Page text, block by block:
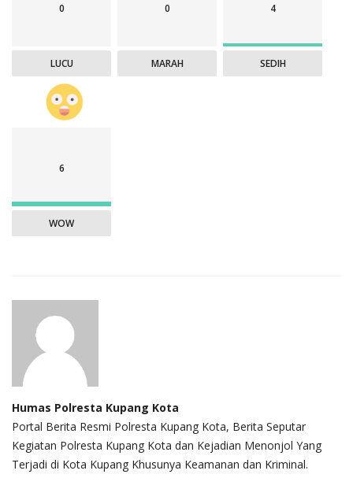
0
LUCU
0
MARAH
4
SEDIH
6
WOW
Humas Polresta Kupang Kota
Portal Berita Resmi Polresta Kupang Kota, Berita Seputar
Kegiatan Polresta Kupang Kota dan Kejadian Menonjol Yang
Terjadi di Kota Kupang Khusunya Keamanan dan Kriminal.